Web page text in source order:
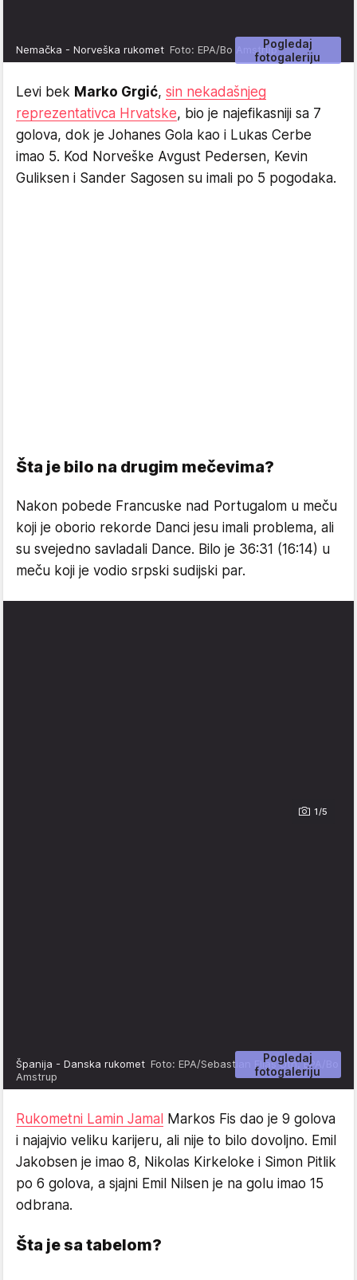
Pogledaj
fotogaleriju
Nemačka - Norveška rukomet Foto: EPA/Bo Amstrup
Levi bek Marko Grgić, sin nekadašnjeg
reprezentativca Hrvatske, bio je najefikasniji sa 7
golova, dok je Johanes Gola kao i Lukas Cerbe
imao 5. Kod Norveške Avgust Pedersen, Kevin
Guliksen i Sander Sagosen su imali po 5 pogodaka.
Šta je bilo na drugim mečevima?
Nakon pobede Francuske nad Portugalom u meču
koji je oborio rekorde Danci jesu imali problema, ali
su svejedno savladali Dance. Bilo je 36:31 (16:14) u
meču koji je vodio srpski sudijski par.
1/5
Pogledaj
fotogaleriju
Španija - Danska rukomet Foto: EPA/Sebastian Elias Uth, EPA/Bo
Amstrup
Rukometni Lamin Jamal Markos Fis dao je 9 golova
i najajvio veliku karijeru, ali nije to bilo dovoljno. Emil
Jakobsen je imao 8, Nikolas Kirkeloke i Simon Pitlik
po 6 golova, a sjajni Emil Nilsen je na golu imao 15
odbrana.
Šta je sa tabelom?